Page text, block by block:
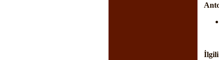
İlgili